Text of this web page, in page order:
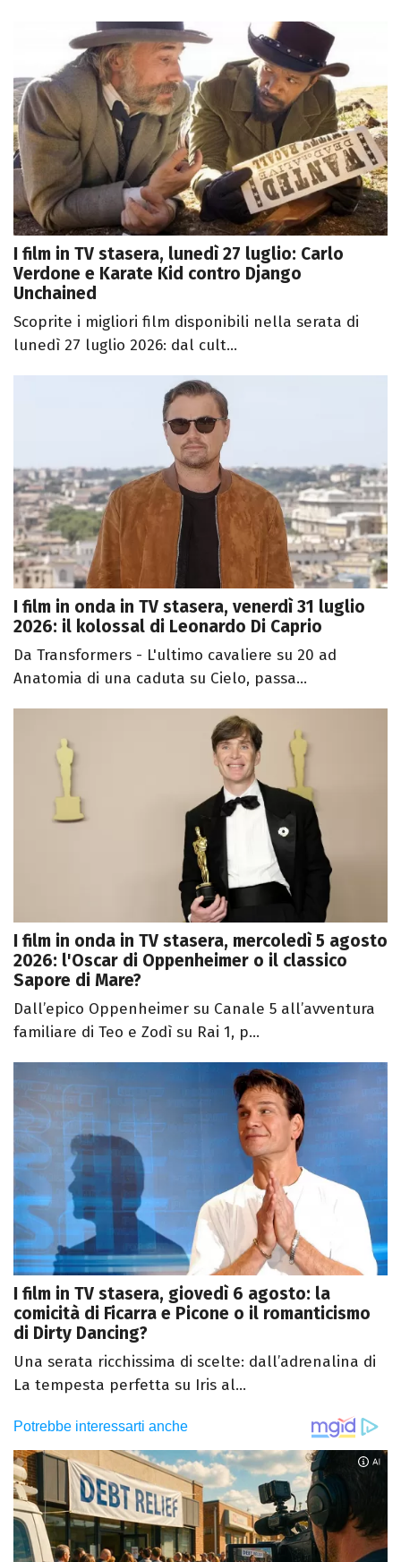
I film in TV stasera, lunedì 27 luglio: Carlo
Verdone e Karate Kid contro Django
Unchained
Scoprite i migliori film disponibili nella serata di
lunedì 27 luglio 2026: dal cult...
I film in onda in TV stasera, venerdì 31 luglio
2026: il kolossal di Leonardo Di Caprio
Da Transformers - L'ultimo cavaliere su 20 ad
Anatomia di una caduta su Cielo, passa...
I film in onda in TV stasera, mercoledì 5 agosto
2026: l'Oscar di Oppenheimer o il classico
Sapore di Mare?
Dall’epico Oppenheimer su Canale 5 all’avventura
familiare di Teo e Zodì su Rai 1, p...
I film in TV stasera, giovedì 6 agosto: la
comicità di Ficarra e Picone o il romanticismo
di Dirty Dancing?
Una serata ricchissima di scelte: dall’adrenalina di
La tempesta perfetta su Iris al...